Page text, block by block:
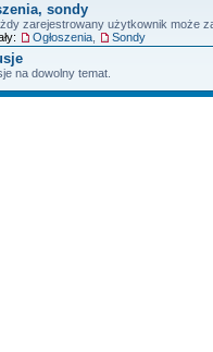
sondy
zarejestrowany użytkownik może
Ogłoszenia Sondy
na dowolny temat.